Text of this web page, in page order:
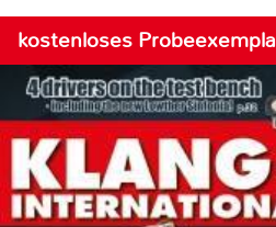
kostenloses